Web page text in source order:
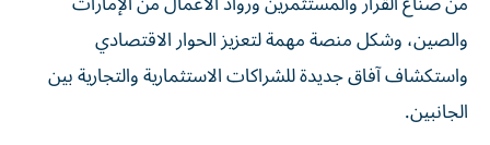
والصين، وشكل منصة مهمة لتعزيز الحوار الاقتصادي
واستكشاف آفاق جديدة للشراكات الاستثمارية والتجارية بين
الجانبين.